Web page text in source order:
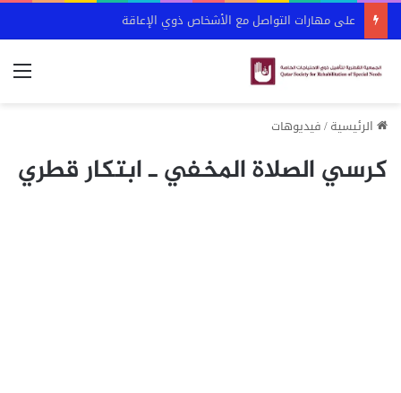
على مهارات التواصل مع الأشخاص ذوي الإعاقة
الرئيسية/فيديوهات
كرسي الصلاة المخفي ـ ابتكار قطري